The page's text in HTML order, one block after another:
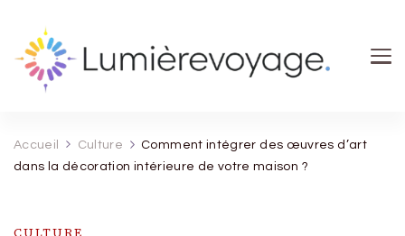
Accueil Culture
Comment intégrer des œuvres d’art
dans la décoration intérieure de votre maison ?